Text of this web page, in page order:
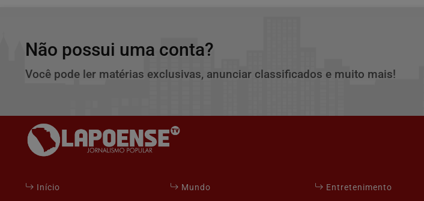
Não possui uma conta?
Você pode ler matérias exclusivas, anunciar classificados e muito mais!
Início Mundo Entretenimento